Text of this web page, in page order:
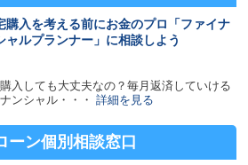
購入を考える前にお金のプロ「ファイナ
ャルプランナー」に相談しよう
入しても大丈夫なの？毎月返済していける
ンシャル・・・詳細を見る
ーン個別相談窓口